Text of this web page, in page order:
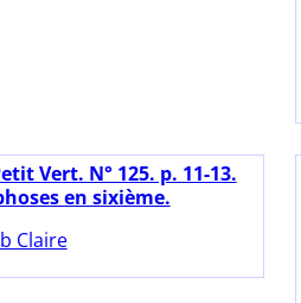
Vert. N° 125. p. 11-13.
en sixième.
Claire